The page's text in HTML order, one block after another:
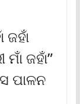
ଜହାଁ
ଜହାଁ”
ପାଳନ